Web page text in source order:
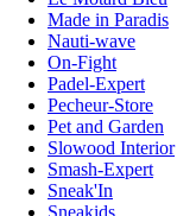
Made in Paradis
Nauti-wave
On-Fight
Padel-Expert
Pecheur-Store
Pet and Garden
Slowood Interior
Smash-Expert
Sneak'In
Sneakids